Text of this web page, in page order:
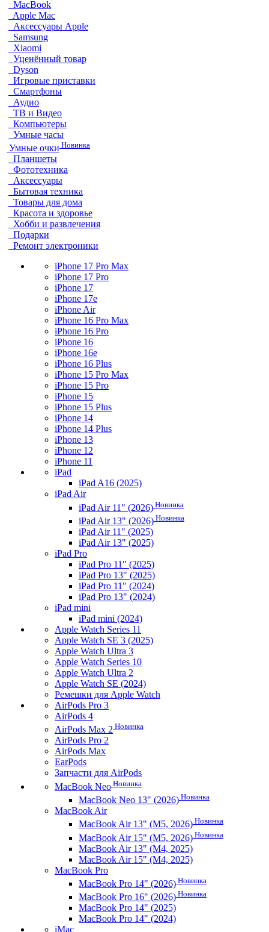
MacBook
Apple Mac
Аксессуары Apple
Samsung
Xiaomi
Уценённый товар
Dyson
Игровые приставки
Смартфоны
Аудио
ТВ и Видео
Компьютеры
Умные часы
Умные очки Новинка
Планшеты
Фототехника
Аксессуары
Бытовая техника
Товары для дома
Красота и здоровье
Хобби и развлечения
Подарки
Ремонт электроники
iPhone 17 Pro Max
iPhone 17 Pro
iPhone 17
iPhone 17e
iPhone Air
iPhone 16 Pro Max
iPhone 16 Pro
iPhone 16
iPhone 16e
iPhone 16 Plus
iPhone 15 Pro Max
iPhone 15 Pro
iPhone 15
iPhone 15 Plus
iPhone 14
iPhone 14 Plus
iPhone 13
iPhone 12
iPhone 11
iPad
iPad A16 (2025)
iPad Air
iPad Air 11" (2026) Новинка
iPad Air 13" (2026) Новинка
iPad Air 11" (2025)
iPad Air 13" (2025)
iPad Pro
iPad Pro 11" (2025)
iPad Pro 13" (2025)
iPad Pro 11" (2024)
iPad Pro 13" (2024)
iPad mini
iPad mini (2024)
Apple Watch Series 11
Apple Watch SE 3 (2025)
Apple Watch Ultra 3
Apple Watch Series 10
Apple Watch Ultra 2
Apple Watch SE (2024)
Ремешки для Apple Watch
AirPods Pro 3
AirPods 4
AirPods Max 2 Новинка
AirPods Pro 2
AirPods Max
EarPods
Запчасти для AirPods
MacBook Neo Новинка
MacBook Neo 13" (2026) Новинка
MacBook Air
MacBook Air 13" (M5, 2026) Новинка
MacBook Air 15" (M5, 2026) Новинка
MacBook Air 13" (M4, 2025)
MacBook Air 15" (M4, 2025)
MacBook Pro
MacBook Pro 14" (2026) Новинка
MacBook Pro 16" (2026) Новинка
MacBook Pro 14" (2025)
MacBook Pro 14" (2024)
iMac